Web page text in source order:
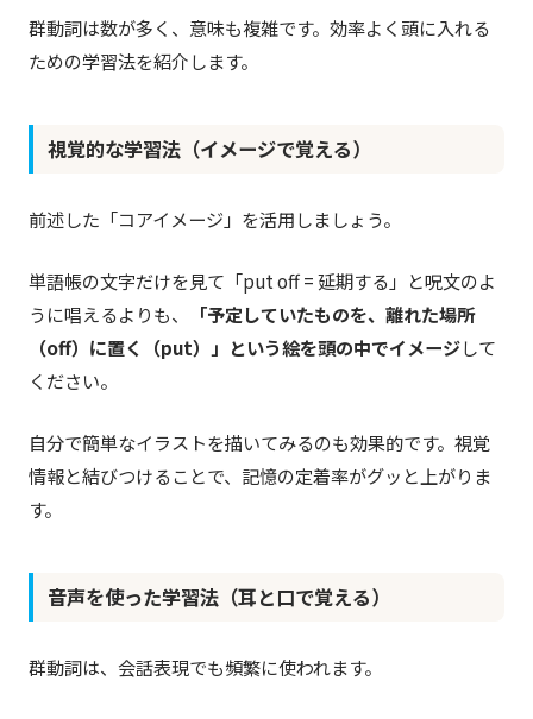
群動詞は数が多く、意味も複雑です。効率よく頭に入れる
ための学習法を紹介します。
視覚的な学習法（イメージで覚える）
前述した「コアイメージ」を活用しましょう。
単語帳の文字だけを見て「put off = 延期する」と呪文のよ
うに唱えるよりも、
「予定していたものを、離れた場所
（off）に置く（put）」という絵を頭の中でイメージして
ください。
自分で簡単なイラストを描いてみるのも効果的です。視覚
情報と結びつけることで、記憶の定着率がグッと上がりま
す。
音声を使った学習法（耳と口で覚える）
群動詞は、会話表現でも頻繁に使われます。